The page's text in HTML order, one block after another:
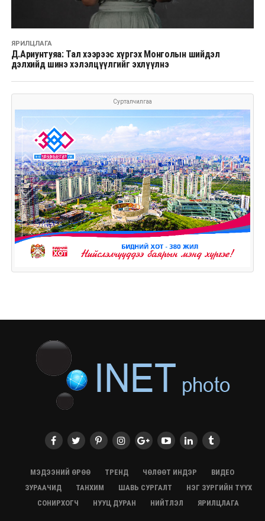
ЯРИЛЦЛАГА
Д.Ариунтуяа: Тал хээрээс хүргэх Монголын шийдэл
дэлхийд шинэ хэлэлцүүлгийг эхлүүлнэ
Сурталчилгаа
МЭДЭЭНИЙ ӨРӨӨ ТРЕНД ЧӨЛӨӨТ ИНДЭР
ВИДЕО
ЗУРААЧИД
ТАНХИМ ШАВЬ СУРГАЛТ
НЭГ ЗУРГИЙН ТҮҮХ
СОНИРХОГЧ
НУУЦ ДУРАН НИЙТЛЭЛ ЯРИЛЦЛАГА